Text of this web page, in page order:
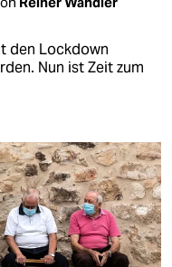
den Lockdown
Nun ist Zeit zum